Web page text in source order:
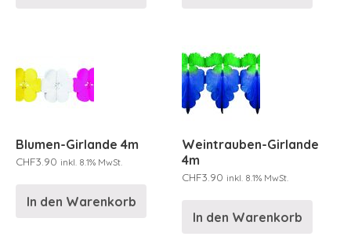
Blumen-Girlande 4m
CHF3.90 inkl. 8.1% MwSt.
In den Warenkorb
Weintrauben-Girlande
4m
CHF3.90 inkl. 8.1% MwSt.
In den Warenkorb